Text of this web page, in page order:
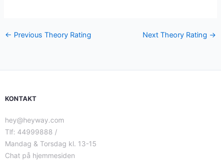
← Previous Theory Rating Next Theory Rating →
KONTAKT
hey@heyway.com
Tlf: 44999888 /
Mandag & Torsdag kl. 13-15
Chat på hjemmesiden